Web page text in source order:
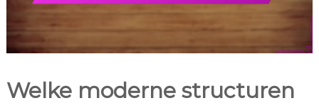
Welke moderne structuren